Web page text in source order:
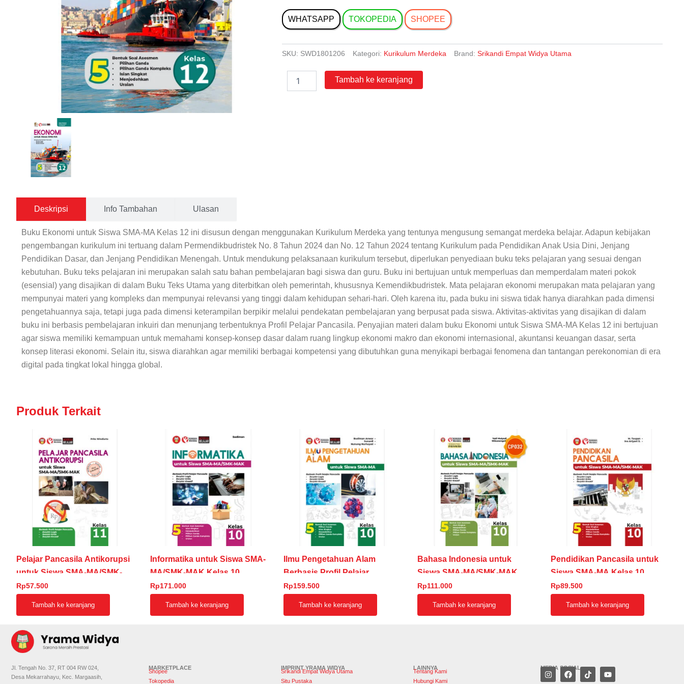
WHATSAPP TOKOPEDIA SHOPEE
SKU: SWD1801206 Kategori: Kurikulum Merdeka Brand: Srikandi Empat Widya Utama
Ekonomi
Tambah ke keranjang
Deskripsi Info Tambahan Ulasan
Buku Ekonomi untuk Siswa SMA-MA Kelas 12 ini disusun dengan menggunakan Kurikulum Merdeka yang tentunya mengusung semangat merdeka belajar. Adapun kebijakan
pengembangan kurikulum ini tertuang dalam Permendikbudristek No. 8 Tahun 2024 dan No. 12 Tahun 2024 tentang Kurikulum pada Pendidikan Anak Usia Dini, Jenjang
Pendidikan Dasar, dan Jenjang Pendidikan Menengah. Untuk mendukung pelaksanaan kurikulum tersebut, diperlukan penyediaan buku teks pelajaran yang sesuai dengan
kebutuhan. Buku teks pelajaran ini merupakan salah satu bahan pembelajaran bagi siswa dan guru. Buku ini bertujuan untuk memperluas dan memperdalam materi pokok
(esensial) yang disajikan di dalam Buku Teks Utama yang diterbitkan oleh pemerintah, khususnya Kemendikbudristek. Mata pelajaran ekonomi merupakan mata pelajaran yang
mempunyai materi yang kompleks dan mempunyai relevansi yang tinggi dalam kehidupan sehari-hari. Oleh karena itu, pada buku ini siswa tidak hanya diarahkan pada dimensi
pengetahuannya saja, tetapi juga pada dimensi keterampilan berpikir melalui pendekatan pembelajaran yang berpusat pada siswa. Aktivitas-aktivitas yang disajikan di dalam
buku ini berbasis pembelajaran inkuiri dan menunjang terbentuknya Profil Pelajar Pancasila. Penyajian materi dalam buku Ekonomi untuk Siswa SMA-MA Kelas 12 ini bertujuan
agar siswa memiliki kemampuan untuk memahami konsep-konsep dasar dalam ruang lingkup ekonomi makro dan ekonomi internasional, akuntansi keuangan dasar, serta
konsep literasi ekonomi. Selain itu, siswa diarahkan agar memiliki berbagai kompetensi yang dibutuhkan guna menyikapi berbagai fenomena dan tantangan perekonomian di era
digital pada tingkat lokal hingga global.
Produk Terkait
Pelajar Pancasila Antikorupsi
untuk Siswa SMA-MA/SMK-
MAK Kelas 11
Rp57.500
Tambah ke keranjang
Informatika untuk Siswa SMA-
MA/SMK-MAK Kelas 10
Rp171.000
Tambah ke keranjang
Ilmu Pengetahuan Alam
Berbasis Profil Pelajar
Pancasila untuk Siswa SMA-
Rp159.500
Tambah ke keranjang
Bahasa Indonesia untuk
Siswa SMA-MA/SMK-MAK
Kelas 10
Rp111.000
Tambah ke keranjang
Pendidikan Pancasila untuk
Siswa SMA-MA Kelas 10
Rp89.500
Tambah ke keranjang
Jl. Tengah No. 37, RT 004 RW 024,
Desa Mekarrahayu, Kec. Margaasih,
MARKETPLACE
Shopee
Tokopedia
IMPRINT YRAMA WIDYA
Srikandi Empat Widya Utama
Situ Pustaka
LAINNYA
Tentang Kami
Hubungi Kami
MEDIA SOSIAL
I
n
F
a
T
i
Y
o